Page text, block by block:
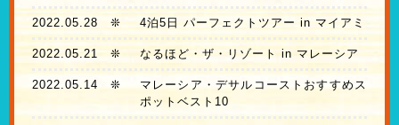
2022.05.28 ❊ 4泊5日 パーフェクトツアー in マイアミ
2022.05.21 ❊ なるほど・ザ・リゾート in マレーシア
2022.05.14 ❊
マレーシア・デサルコーストおすすめス
ポットベスト10